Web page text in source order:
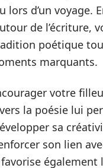
lors d’un voyage.
de l’écriture,
poétique
marquants.
votre
la poésie lui
sa
son lien
également